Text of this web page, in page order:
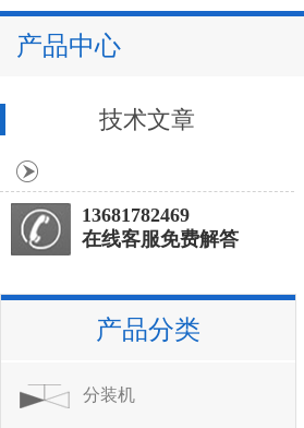
产品中心
技术文章
13681782469
在线客服免费解答
产品分类
分装机